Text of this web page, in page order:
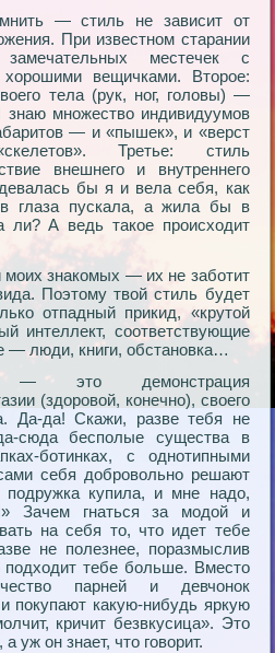
— стиль не зависит от
При известном старании
местечек с
вещичками. Второе:
тела (рук, ног, головы) —
знаю множество индивидуумов
— и «пышек», и «верст
Третье: стиль
внешнего и внутреннего
бы я и вела себя, как
глаза пускала, а жила бы в
ли? А ведь такое происходит
моих знакомых — их не заботит
Поэтому твой стиль будет
отпадный прикид, «крутой
интеллект, соответствующие
— люди, книги, обстановка…
— это демонстрация
(здоровой, конечно), своего
Да-да! Скажи, разве тебя не
сюда бесполые существа в
ботинках, с однотипными
себя добровольно решают
купила, и мне надо,
Зачем гнаться за модой и
на себя то, что идет тебе
не полезнее, поразмыслив
подходит тебе больше. Вместо
парней и девчонок
покупают какую-нибудь яркую
кричит безвкусица». Это
уж он знает, что говорит.